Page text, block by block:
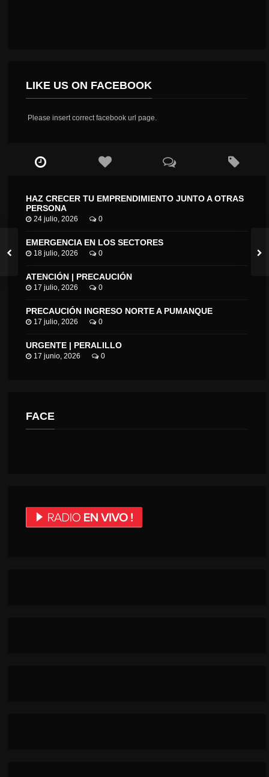
LIKE US ON FACEBOOK
Please insert correct facebook url page.
HAZ CRECER TU EMPRENDIMIENTO JUNTO A OTRAS
PERSONA
24 julio, 2026 0
EMERGENCIA EN LOS SECTORES
18 julio, 2026 0
ATENCIÓN | PRECAUCIÓN
17 julio, 2026 0
PRECAUCIÓN INGRESO NORTE A PUMANQUE
17 julio, 2026 0
URGENTE | PERALILLO
17 junio, 2026 0
FACE